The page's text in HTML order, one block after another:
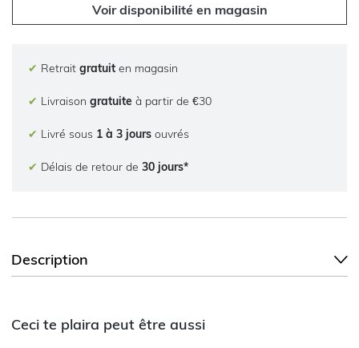
Voir disponibilité en magasin
✔ Retrait gratuit en magasin
✔ Livraison gratuite à partir de €30
✔ Livré sous 1 à 3 jours ouvrés
✔ Délais de retour de 30 jours*
Description
Ceci te plaira peut être aussi